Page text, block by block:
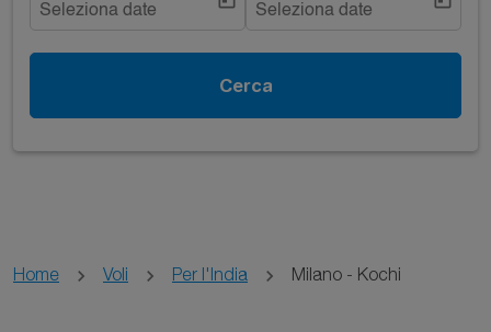
Seleziona date
Seleziona date
Cerca
Home Voli Per l'India Milano - Kochi